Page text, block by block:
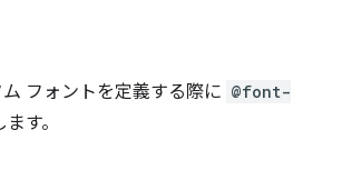
フォントを定義する際に @font-
す。